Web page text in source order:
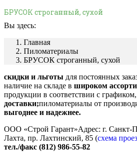
БРУСОК строганный, сухой
Вы здесь:
Главная
Пиломатериалы
БРУСОК строганный, сухой
скидки и льготы для постоянных
наличие на складе в широком
продукции в соответствии с графиком,
доставки;пиломатериалы от
выгоднее и надежнее.
ООО «Строй Гарант»Адрес: г. Санкт-
Лахта, пр. Лахтинский, 85 (схема
тел./факс (812) 986-55-82